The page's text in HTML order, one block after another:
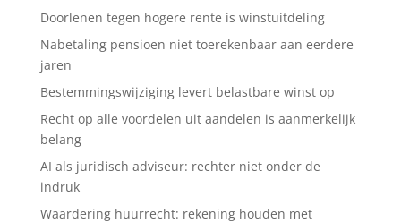
Doorlenen tegen hogere rente is winstuitdeling
Nabetaling pensioen niet toerekenbaar aan eerdere
jaren
Bestemmingswijziging levert belastbare winst op
Recht op alle voordelen uit aandelen is aanmerkelijk
belang
AI als juridisch adviseur: rechter niet onder de
indruk
Waardering huurrecht: rekening houden met